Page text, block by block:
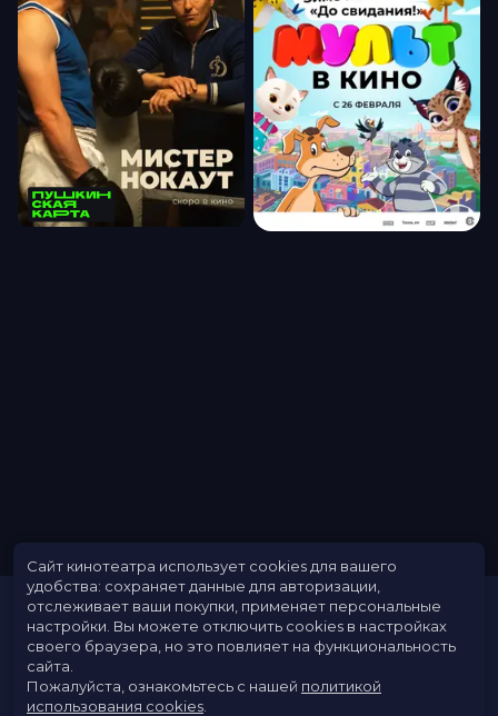
Сайт кинотеатра использует cookies для вашего
удобства: сохраняет данные для авторизации,
отслеживает ваши покупки, применяет персональные
настройки. Вы можете отключить cookies в настройках
своего браузера, но это повлияет на функциональность
сайта.
Пожалуйста, ознакомьтесь с нашей политикой
использования cookies